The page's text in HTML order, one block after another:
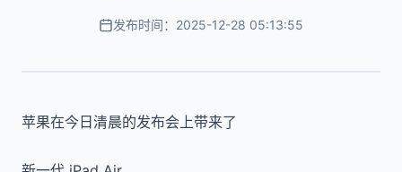
发布时间：2025-12-28 05:13:55
苹果在今日清晨的发布会上带来了